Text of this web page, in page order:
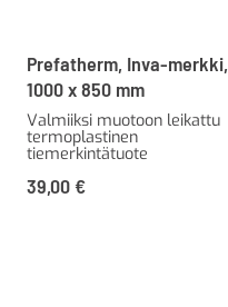
Prefatherm, Inva-merkki,
1000 x 850 mm
Valmiiksi muotoon leikattu
termoplastinen
tiemerkintätuote
39,00 €